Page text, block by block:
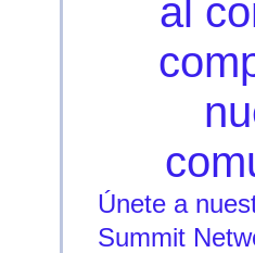
al
Únete a
Summit